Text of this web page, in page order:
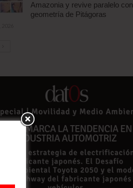
Amazonia y revive paralelo con
geometría de Pitágoras